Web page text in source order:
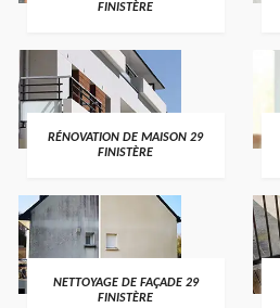
FINISTÈRE
RÉNOVATION DE MAISON 29
FINISTÈRE
NETTOYAGE DE FAÇADE 29
FINISTÈRE